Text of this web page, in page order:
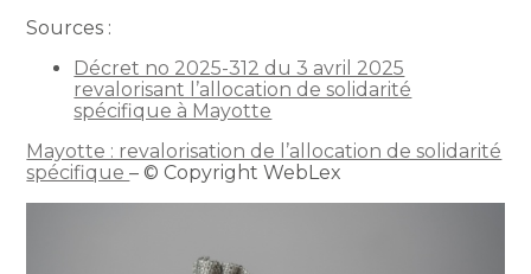
Sources :
Décret no 2025-312 du 3 avril 2025
revalorisant l’allocation de solidarité
spécifique à Mayotte
Mayotte : revalorisation de l’allocation de solidarité
spécifique– © Copyright WebLex